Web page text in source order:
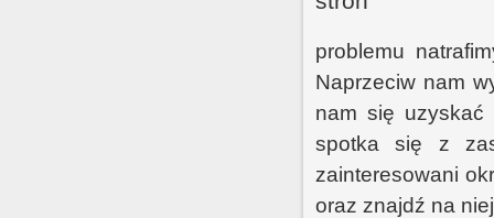
problemu
Naprzeciw nam
nam się uzyskać
spotka się z
zainteresowani
oraz znajdź na